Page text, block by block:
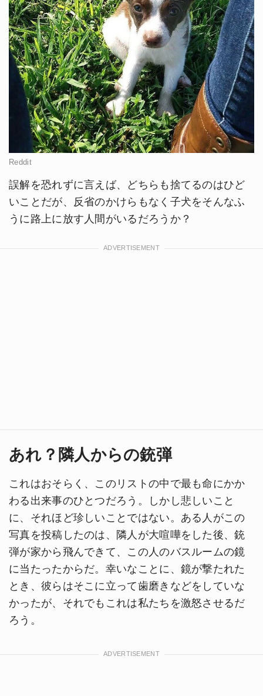
Reddit
誤解を恐れずに言えば、どちらも捨てるのはひど
いことだが、反省のかけらもなく子犬をそんなふ
うに路上に放す人間がいるだろうか？
あれ？隣人からの銃弾
これはおそらく、このリストの中で最も命にかか
わる出来事のひとつだろう。しかし悲しいこと
に、それほど珍しいことではない。ある人がこの
写真を投稿したのは、隣人が大喧嘩をした後、銃
弾が家から飛んできて、この人のバスルームの鏡
に当たったからだ。幸いなことに、鏡が撃たれた
とき、彼らはそこに立って歯磨きなどをしていな
かったが、それでもこれは私たちを激怒させるだ
ろう。